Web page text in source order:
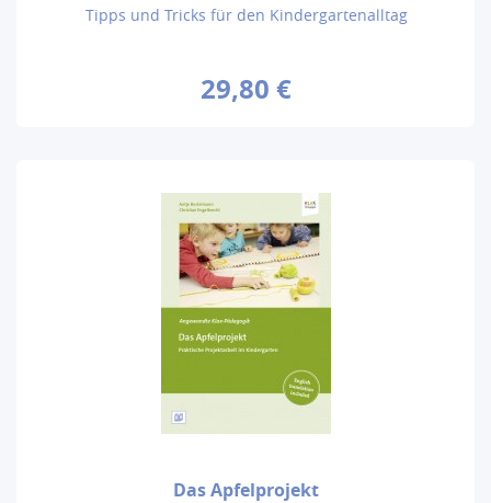
Tipps und Tricks für den Kindergartenalltag
29,80 €
Das Apfelprojekt